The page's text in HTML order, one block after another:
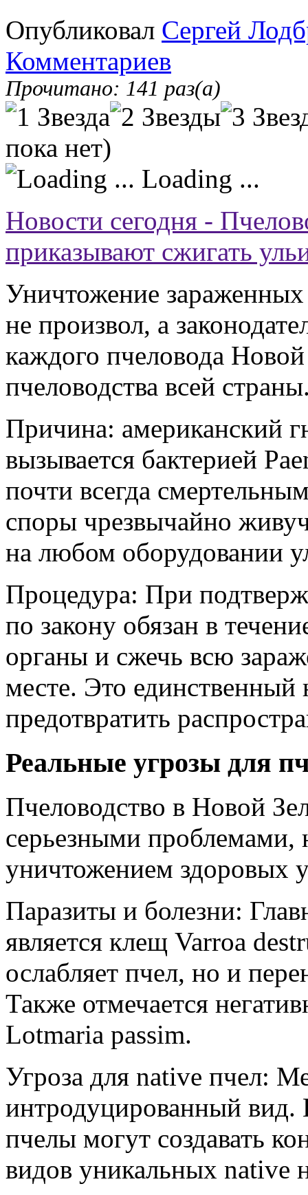
Опубликовал Сергей
Комментариев
Прочитано: 141 раз(а)
пока нет)
Loading ...
Новости сегодня -
приказывают сжигать
Уничтожение
не произвол, а
каждого пчеловода
пчеловодства всей
Причина: американский
вызывается бактерией
почти всегда
споры чрезвычайно
на любом оборудовании
Процедура: При
по закону обязан в
органы и сжечь всю
месте. Это
предотвратить
Реальные угрозы для
Пчеловодство в Новой
серьезными проблемами,
уничтожением здоровых
Паразиты и болезни:
является клещ Varroa
ослабляет пчел, но и
Также отмечается
Lotmaria passim.
Угроза для native пчел:
интродуцированный
пчелы могут создавать
видов уникальных native